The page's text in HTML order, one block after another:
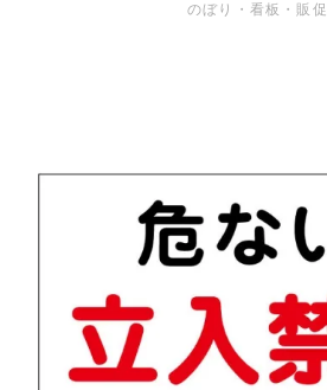
のぼり・看板・販